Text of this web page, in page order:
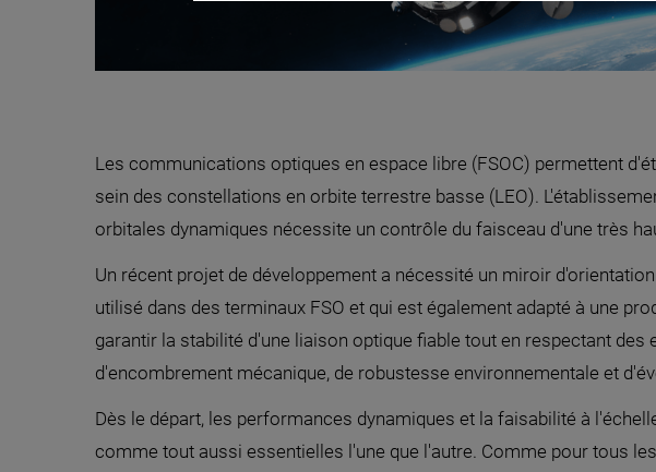
Les communications optiques en espace libre (FSOC) permettent
sein des constellations en orbite terrestre basse (LEO).
orbitales dynamiques nécessite un contrôle du faisceau d'une très
Un récent projet de développement a nécessité un miroir
utilisé dans des terminaux FSO et qui est également adapté à une
garantir la stabilité d'une liaison optique fiable tout en respectant
d'encombrement mécanique, de robustesse environnementale et
Dès le départ, les performances dynamiques et la faisabilité à
comme tout aussi essentielles l'une que l'autre. Comme pour tous